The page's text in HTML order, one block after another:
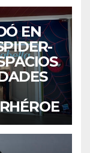
EN